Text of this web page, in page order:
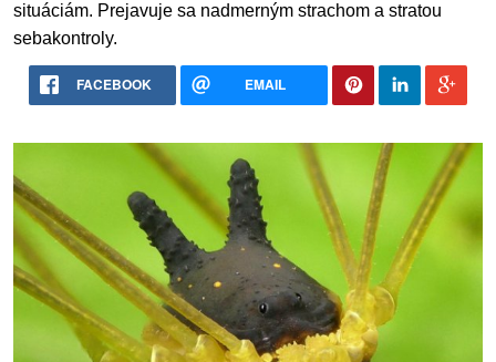
situáciám. Prejavuje sa nadmerným strachom a stratou
sebakontroly.
FACEBOOK EMAIL